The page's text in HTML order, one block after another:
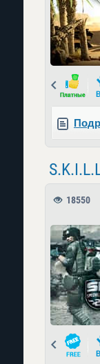
Prev
18550
Prev